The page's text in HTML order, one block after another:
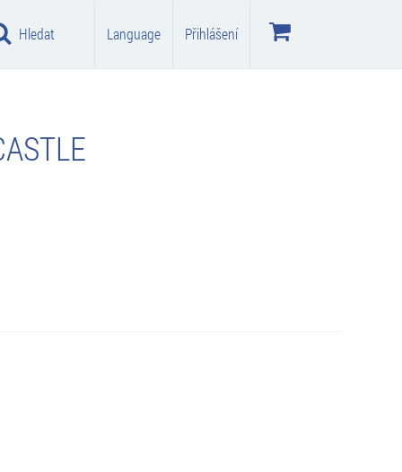
Hledat Language Přihlášení